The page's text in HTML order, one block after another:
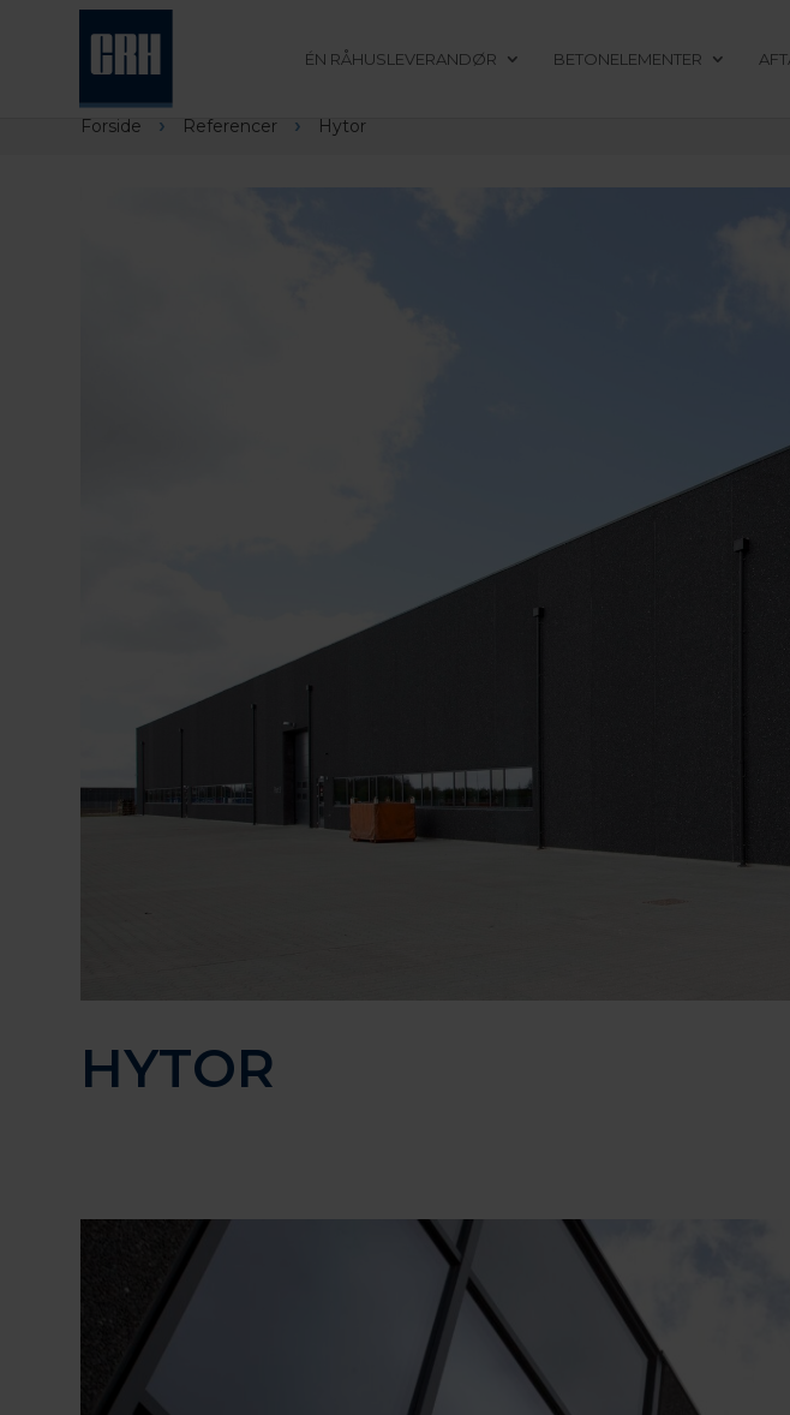
ÉN RÅHUSLEVERANDØR BETONELEMENTER
Forside › Referencer › Hytor
HYTOR